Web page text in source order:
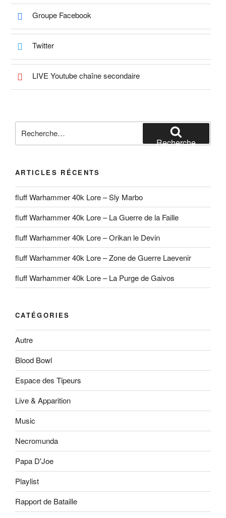
Groupe Facebook
Twitter
LIVE Youtube chaîne secondaire
pour
Recherche
ARTICLES RÉCENTS
fluff Warhammer 40k Lore – Sly Marbo
fluff Warhammer 40k Lore – La Guerre de la Faille
fluff Warhammer 40k Lore – Orikan le Devin
fluff Warhammer 40k Lore – Zone de Guerre Laevenir
fluff Warhammer 40k Lore – La Purge de Gaivos
CATÉGORIES
Autre
Blood Bowl
Espace des Tipeurs
Live & Apparition
Music
Necromunda
Papa D'Joe
Playlist
Rapport de Bataille